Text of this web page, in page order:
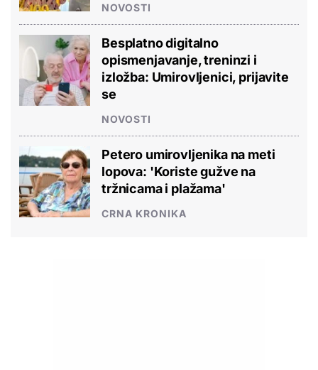
NOVOSTI
Besplatno digitalno
opismenjavanje, treninzi i
izložba: Umirovljenici, prijavite
se
NOVOSTI
Petero umirovljenika na meti
lopova: 'Koriste gužve na
tržnicama i plažama'
CRNA KRONIKA